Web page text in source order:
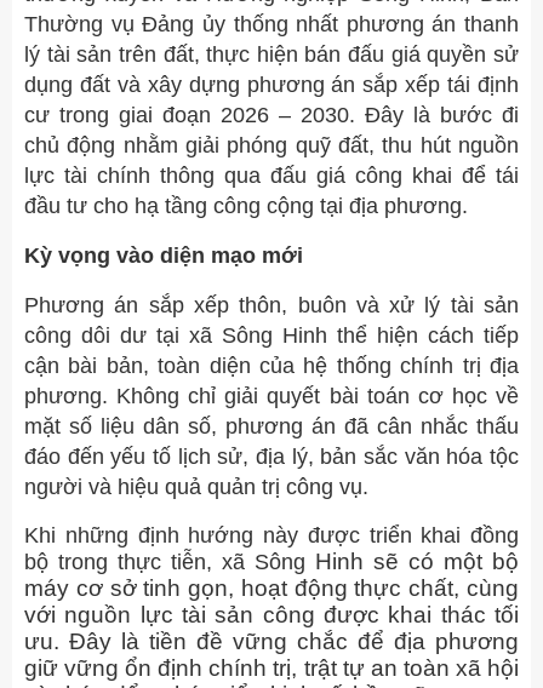
Thường vụ Đảng ủy thống nhất phương án thanh
lý tài sản trên đất, thực hiện bán đấu giá quyền sử
dụng đất và xây dựng phương án sắp xếp tái định
cư trong giai đoạn 2026 – 2030. Đây là bước đi
chủ động nhằm giải phóng quỹ đất, thu hút nguồn
lực tài chính thông qua đấu giá công khai để tái
đầu tư cho hạ tầng công cộng tại địa phương.
Kỳ vọng vào diện mạo mới
Phương án sắp xếp thôn, buôn và xử lý tài sản
công dôi dư tại xã Sông Hinh thể hiện cách tiếp
cận bài bản, toàn diện của hệ thống chính trị địa
phương. Không chỉ giải quyết bài toán cơ học về
mặt số liệu dân số, phương án đã cân nhắc thấu
đáo đến yếu tố lịch sử, địa lý, bản sắc văn hóa tộc
người và hiệu quả quản trị công vụ.
Khi những định hướng này được triển khai đồng
bộ trong thực tiễn, xã Sông Hinh sẽ có một bộ
máy cơ sở tinh gọn, hoạt động thực chất, cùng
với nguồn lực tài sản công được khai thác tối
ưu. Đây là tiền đề vững chắc để địa phương
giữ vững ổn định chính trị, trật tự an toàn xã hội